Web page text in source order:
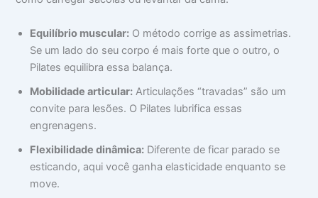
Equilíbrio muscular: O método corrige as assimetrias.
Se um lado do seu corpo é mais forte que o outro, o
Pilates equilibra essa balança.
Mobilidade articular: Articulações “travadas” são um
convite para lesões. O Pilates lubrifica essas
engrenagens.
Flexibilidade dinâmica: Diferente de ficar parado se
esticando, aqui você ganha elasticidade enquanto se
move.